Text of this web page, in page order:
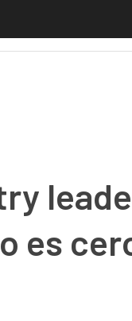
de Oracle
es